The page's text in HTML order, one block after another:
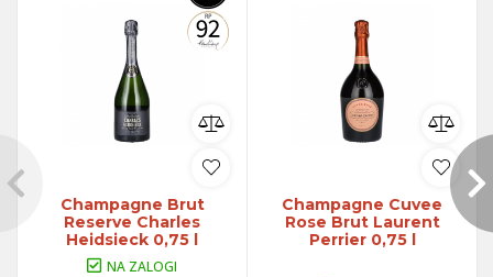
Champagne Brut
Reserve Charles
Heidsieck 0,75 l
NA ZALOGI
Champagne Cuvee
Rose Brut Laurent
Perrier 0,75 l